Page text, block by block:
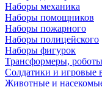
Наборы механика
Наборы помощников
Наборы пожарного
Наборы полицейского
Наборы фигурок
Трансформеры, роботы
Солдатики и игровые
Животные и